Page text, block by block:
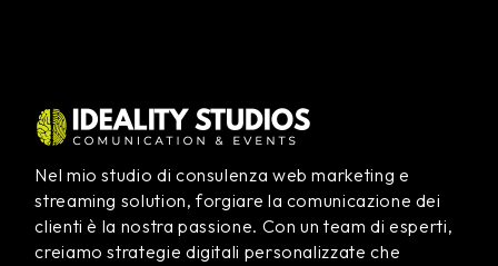
Nel mio studio di consulenza web marketing e
streaming solution, forgiare la comunicazione dei
clienti è la nostra passione. Con un team di esperti,
creiamo strategie digitali personalizzate che